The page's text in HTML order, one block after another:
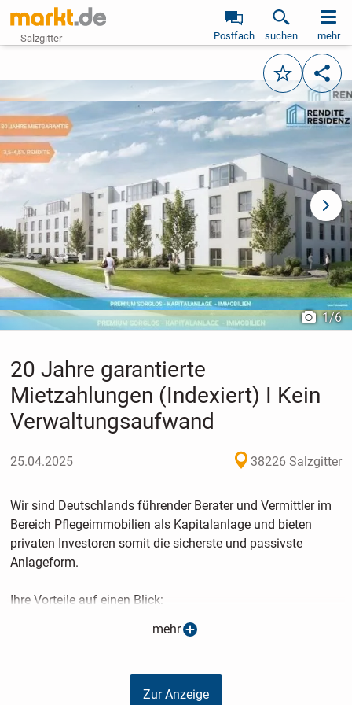
Salzgitter Postfach suchen mehr
Merken
vorheriges Bild
1/6
20 Jahre garantierte
Mietzahlungen (Indexiert) I Kein
Verwaltungsaufwand
25.04.2025 38226 Salzgitter
Wir sind Deutschlands führender Berater und Vermittler im
Bereich Pflegeimmobilien als Kapitalanlage und bieten
privaten Investoren somit die sicherste und passivste
Anlageform.
Ihre Vorteile auf einen Blick:
- Die Mieten sind nach SGB XI staatlich abgesichert
- Auch bei Leerstand erhalten Sie Ihre Miete
- Ihre Anlage ist unabhängig von Finanzmärkten
mehr
Zur Anzeige